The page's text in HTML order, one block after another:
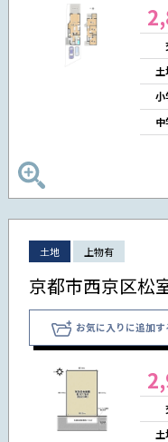
小
土地 上物有
京都市西京区松
お気に入りに追加す